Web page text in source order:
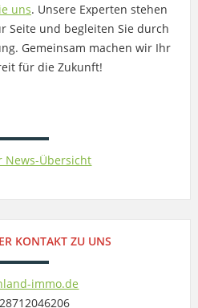
uns. Unsere Experten stehen
Seite und begleiten Sie durch
Gemeinsam machen wir Ihr
für die Zukunft!
News-Übersicht
KONTAKT ZU UNS
immo.de